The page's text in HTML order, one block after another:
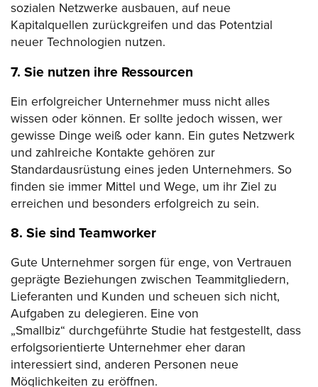
sozialen Netzwerke ausbauen, auf neue
Kapitalquellen zurückgreifen und das Potentzial
neuer Technologien nutzen.
7. Sie nutzen ihre Ressourcen
Ein erfolgreicher Unternehmer muss nicht alles
wissen oder können. Er sollte jedoch wissen, wer
gewisse Dinge weiß oder kann. Ein gutes Netzwerk
und zahlreiche Kontakte gehören zur
Standardausrüstung eines jeden Unternehmers. So
finden sie immer Mittel und Wege, um ihr Ziel zu
erreichen und besonders erfolgreich zu sein.
8. Sie sind Teamworker
Gute Unternehmer sorgen für enge, von Vertrauen
geprägte Beziehungen zwischen Teammitgliedern,
Lieferanten und Kunden und scheuen sich nicht,
Aufgaben zu delegieren. Eine von
„Smallbiz“ durchgeführte Studie hat festgestellt, dass
erfolgsorientierte Unternehmer eher daran
interessiert sind, anderen Personen neue
Möglichkeiten zu eröffnen.